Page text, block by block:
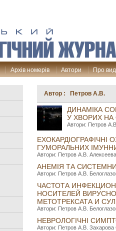
Архів номерів Автори
Про
Автор : Петров A.B.
ДИНАМІКА
У ХВОРИХ НА
Автори: Петров
ЕХОКАРДІОГРАФІЧНІ
ГУМОРАЛЬНИХ
Автори: Петров A.B.
АНЕМІЯ ТА
Автори: Петров A.B.
ЧАСТОТА
НОСИТЕЛЕЙ
МЕТОТРЕКСАТА И
Автори: Петров A.B.
НЕВРОЛОГІЧНІ
Автори: Петров A.B.